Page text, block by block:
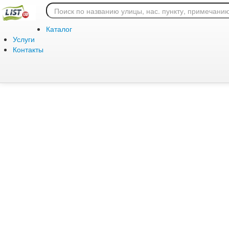
Каталог
Услуги
Контакты
Ошибка 404: страница